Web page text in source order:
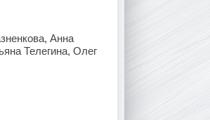
Анна
Телегина, Олег